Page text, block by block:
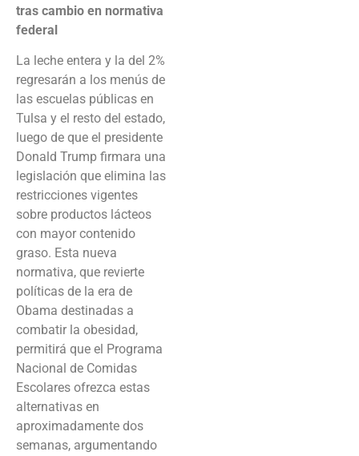
tras cambio en normativa
federal
La leche entera y la del 2%
regresarán a los menús de
las escuelas públicas en
Tulsa y el resto del estado,
luego de que el presidente
Donald Trump firmara una
legislación que elimina las
restricciones vigentes
sobre productos lácteos
con mayor contenido
graso. Esta nueva
normativa, que revierte
políticas de la era de
Obama destinadas a
combatir la obesidad,
permitirá que el Programa
Nacional de Comidas
Escolares ofrezca estas
alternativas en
aproximadamente dos
semanas, argumentando